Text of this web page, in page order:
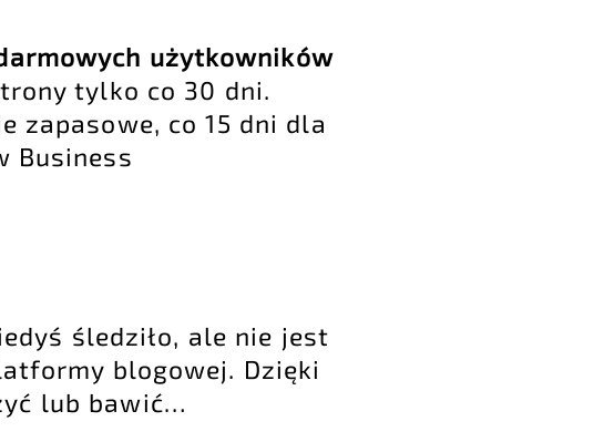
użytkowników
tylko co 30 dni.
zapasowe, co 15 dni dla
Business
śledziło, ale nie jest
blogowej. Dzięki
lub bawić…